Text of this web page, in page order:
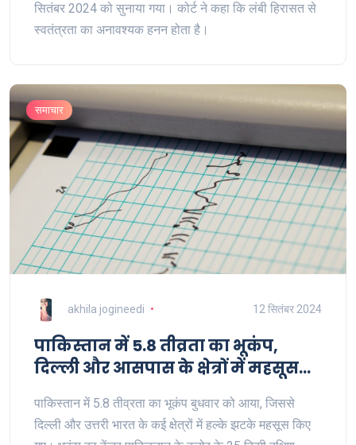
सितंबर 2024 को सुनाया गया। कोर्ट ने कहा कि लंबी हिरासत से
स्वतंत्रता का अनावश्यक हनन होता है।
समाचार
akhila jogineedi 12 सितंबर 2024
पाकिस्तान में 5.8 तीव्रता का भूकंप,
दिल्ली और आसपास के क्षेत्रों में महसूस
पाकिस्तान में 5.8 तीव्रता का भूकंप बुधवार को आया, जिससे
दिल्ली और उत्तरी भारत के कई क्षेत्रों में हल्के झटके महसूस किए